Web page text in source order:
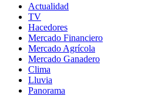
Actualidad
TV
Hacedores
Mercado Financiero
Mercado Agrícola
Mercado Ganadero
Clima
Lluvia
Panorama